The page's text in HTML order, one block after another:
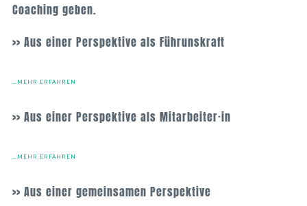
Coaching geben.
>> Aus einer Perspektive als Führunskraft
…MEHR ERFAHREN
>> Aus einer Perspektive als Mitarbeiter·in
…MEHR ERFAHREN
>> Aus einer gemeinsamen Perspektive